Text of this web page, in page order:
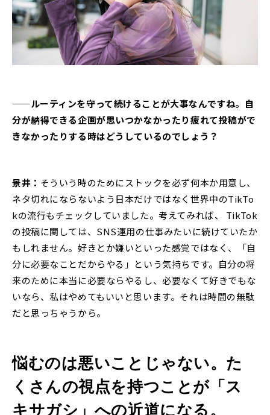
——ルーティンを守って続けることが大事なんですね。自
分が納得できる企画が思いつかなかったり疲れて投稿がで
きなかったりする時はどうしているのでしょう？
景井： そういう時のためにストックを必ず何本か用意し、
ネタ切れにならないよう日本だけではなく世界中のTikTo
kの流行もチェックしていました。考えてみれば、 TikTok
の投稿に関しては、SNS運用の仕事みたいに続けていたか
もしれません。好きとか嫌いといった感覚ではなく、「自
分に必要なことだからやる」という気持ちです。自分の将
来のために本当に必要ならやるし、必要なくて好きでもな
いなら、私はやめてもいいと思います。それは時間の無駄
だと思っちゃうから。
悩むのは悪いことじゃない。た
くさんの視点を持つことが「ス
キサガシ」への近道になる。